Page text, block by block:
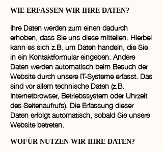
WIE ERFASSEN WIR IHRE DATEN?
Ihre Daten werden zum einen dadurch
erhoben, dass Sie uns diese mitteilen. Hierbei
kann es sich z.B. um Daten handeln, die Sie
in ein Kontaktformular eingeben. Andere
Daten werden automatisch beim Besuch der
Website durch unsere IT-Systeme erfasst. Das
sind vor allem technische Daten (z.B.
Internetbrowser, Betriebssystem oder Uhrzeit
des Seitenaufrufs). Die Erfassung dieser
Daten erfolgt automatisch, sobald Sie unsere
Website betreten.
WOFÜR NUTZEN WIR IHRE DATEN?